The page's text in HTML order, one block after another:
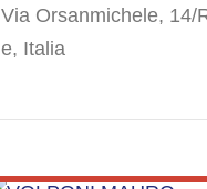
Via Orsanmichele, 14/
e, Italia